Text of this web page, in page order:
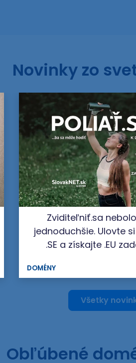
Novinky zo
Zviditeľniť.sa
jednoduchšie. Ulovte
.SE a získajte .EU
DOMÉNY
Všetky
Obľúbené